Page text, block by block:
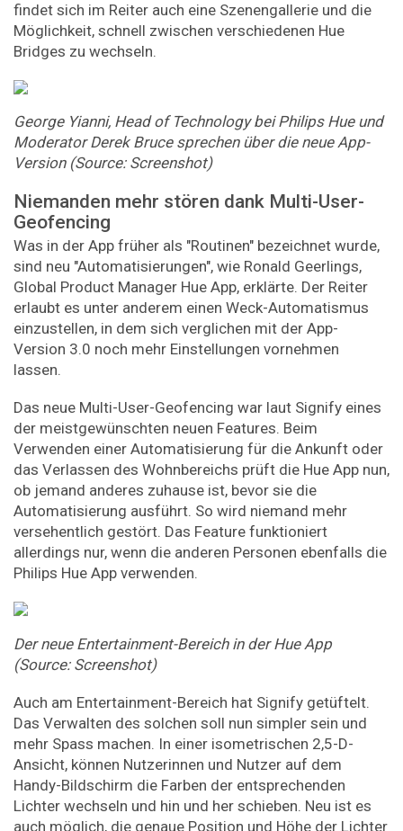
findet sich im Reiter auch eine Szenengallerie und die
Möglichkeit, schnell zwischen verschiedenen Hue
Bridges zu wechseln.
George Yianni, Head of Technology bei Philips Hue und
Moderator Derek Bruce sprechen über die neue App-
Version (Source: Screenshot)
Niemanden mehr stören dank Multi-User-
Geofencing
Was in der App früher als "Routinen" bezeichnet wurde,
sind neu "Automatisierungen", wie Ronald Geerlings,
Global Product Manager Hue App, erklärte. Der Reiter
erlaubt es unter anderem einen Weck-Automatismus
einzustellen, in dem sich verglichen mit der App-
Version 3.0 noch mehr Einstellungen vornehmen
lassen.
Das neue Multi-User-Geofencing war laut Signify eines
der meistgewünschten neuen Features. Beim
Verwenden einer Automatisierung für die Ankunft oder
das Verlassen des Wohnbereichs prüft die Hue App nun,
ob jemand anderes zuhause ist, bevor sie die
Automatisierung ausführt. So wird niemand mehr
versehentlich gestört. Das Feature funktioniert
allerdings nur, wenn die anderen Personen ebenfalls die
Philips Hue App verwenden.
Der neue Entertainment-Bereich in der Hue App
(Source: Screenshot)
Auch am Entertainment-Bereich hat Signify getüftelt.
Das Verwalten des solchen soll nun simpler sein und
mehr Spass machen. In einer isometrischen 2,5-D-
Ansicht, können Nutzerinnen und Nutzer auf dem
Handy-Bildschirm die Farben der entsprechenden
Lichter wechseln und hin und her schieben. Neu ist es
auch möglich, die genaue Position und Höhe der Lichter